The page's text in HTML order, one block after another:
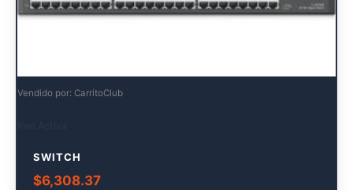
Vendido por: CarritoClub
SWITCH
$6,308.37